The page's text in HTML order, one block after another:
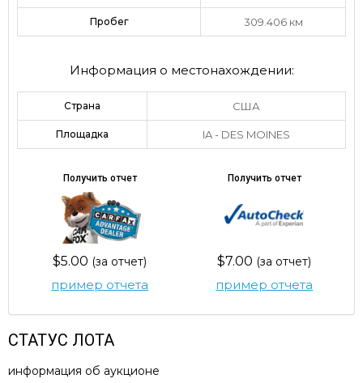
Пробег 309.406 км
Информация о местонахождении:
Страна США
Площадка IA - DES MOINES
Получить отчет
$5.00 (за отчет)
пример отчета
Получить отчет
$7.00 (за отчет)
пример отчета
СТАТУС ЛОТА
информация об аукционе